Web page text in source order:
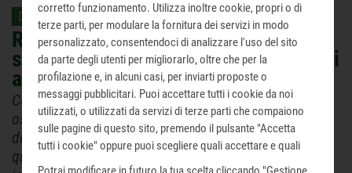
Da Avvenire, 17/05/2019
Risposta agli attacchi - Ora il Terzo
settore affronti la sfida di raccontarsi
a fondo
Come si difende il Terzo settore dalla crescente
ostilità manifestata da soggetti politici che in nome
della disintermediazione vedono di cattivo occhio
qualunque cosa si muova tra il Potere e il cittadino
corretto funzionamento. Utilizza inoltre cookie, propri o di
terze parti, per modulare la fornitura dei servizi in modo
personalizzato, consentendoci di analizzare l'uso del sito
da parte degli utenti per migliorarlo, oltre che per la
profilazione e, in alcuni casi, per inviarti proposte o
messaggi pubblicitari. Puoi accettare tutti i cookie da noi
utilizzati, o utilizzati da servizi di terze parti che compaiono
sulle pagine di questo sito, premendo il pulsante "Accetta
tutti i cookie" oppure puoi scegliere quali accettare e quali
rifiutare premendo il pulsante "Personalizza scelta cookie".